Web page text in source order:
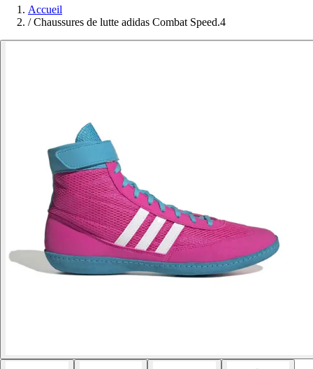
Accueil
/ Chaussures de lutte adidas Combat Speed.4